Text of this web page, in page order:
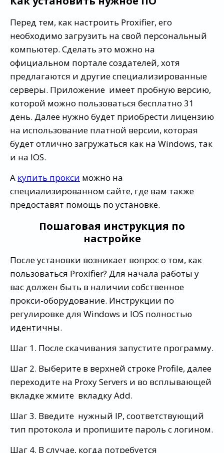
Перед тем, как настроить Proxifier, его
необходимо загрузить на свой персональный
компьютер. Сделать это можно на
официальном портале создателей, хотя
предлагаются и другие специализированные
серверы. Приложение имеет пробную версию,
которой можно пользоваться бесплатно 31
день. Далее нужно будет приобрести лицензию
на использование платной версии, которая
будет отлично загружаться как на Windows, так
и на IOS.
А купить прокси можно на
специализированном сайте, где вам также
предоставят помощь по установке.
Пошаговая инструкция по
настройке
После установки возникает вопрос о том, как
пользоваться Proxifier? Для начала работы у
вас должен быть в наличии собственное
прокси-оборудование. Инструкции по
регулировке для Windows и IOS полностью
идентичны.
Шаг 1. После скачивания запустите программу.
Шаг 2. Выберите в верхней строке Profile, далее
переходите на Proxy Servers и во всплывающей
вкладке жмите вкладку Add.
Шаг 3. Введите нужный IP, соответствующий
тип протокола и пропишите пароль с логином.
Шаг 4. В случае, когда потребуется